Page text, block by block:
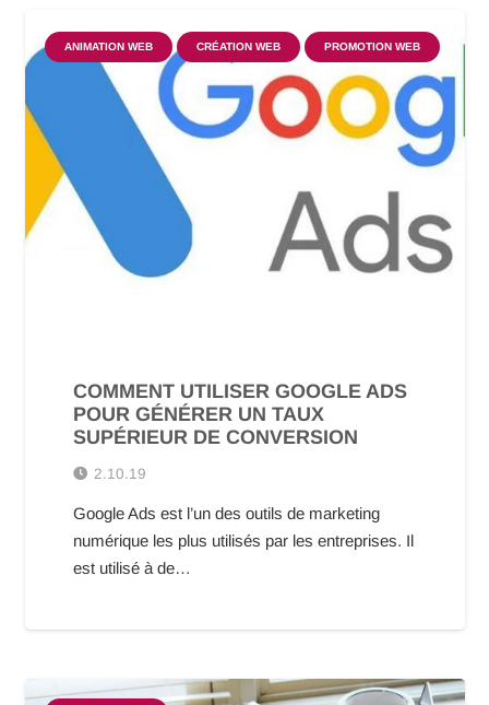
ANIMATION WEB CRÉATION WEB PROMOTION WEB
COMMENT UTILISER GOOGLE ADS
POUR GÉNÉRER UN TAUX
SUPÉRIEUR DE CONVERSION
2.10.19
Google Ads est l’un des outils de marketing
numérique les plus utilisés par les entreprises. Il
est utilisé à de…